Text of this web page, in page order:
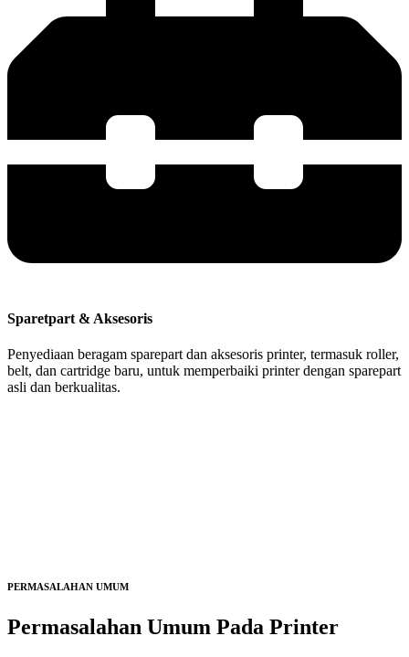
Sparetpart & Aksesoris
Penyediaan beragam sparepart dan aksesoris printer, termasuk roller,
belt, dan cartridge baru, untuk memperbaiki printer dengan sparepart
asli dan berkualitas.
PERMASALAHAN UMUM
Permasalahan Umum Pada Printer